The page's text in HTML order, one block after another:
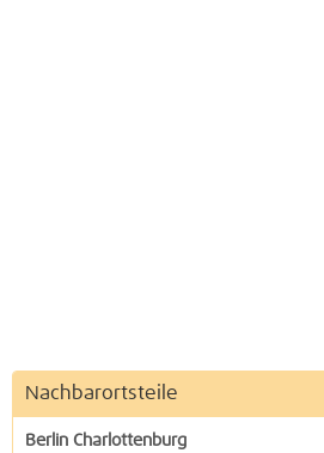
Nachbarortsteile
Berlin Charlottenburg